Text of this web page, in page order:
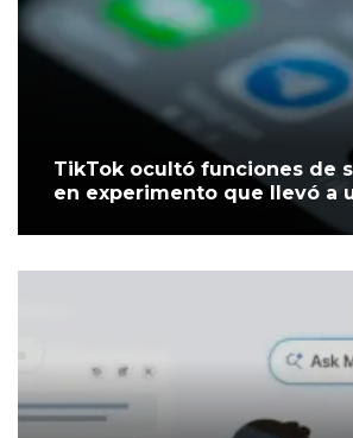
TikTok ocultó funciones de
en experimento que llevó a